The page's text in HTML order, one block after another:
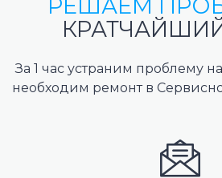
РЕШАЕМ
За 1 час устраним проблему
необходим ремонт в